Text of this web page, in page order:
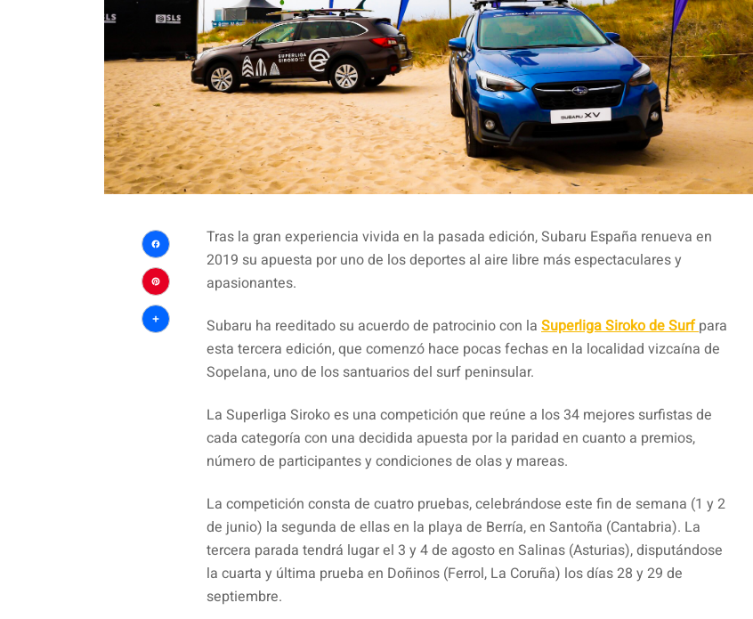
Facebook
Pinterest
Compartir
Tras la gran experiencia vivida en la pasada edición, Subaru España renueva en
2019 su apuesta por uno de los deportes al aire libre más espectaculares y
apasionantes.
Subaru ha reeditado su acuerdo de patrocinio con la Superliga Siroko de Surfpara
esta tercera edición, que comenzó hace pocas fechas en la localidad vizcaína de
Sopelana, uno de los santuarios del surf peninsular.
La Superliga Siroko es una competición que reúne a los 34 mejores surfistas de
cada categoría con una decidida apuesta por la paridad en cuanto a premios,
número de participantes y condiciones de olas y mareas.
La competición consta de cuatro pruebas, celebrándose este fin de semana (1 y 2
de junio) la segunda de ellas en la playa de Berría, en Santoña (Cantabria). La
tercera parada tendrá lugar el 3 y 4 de agosto en Salinas (Asturias), disputándose
la cuarta y última prueba en Doñinos (Ferrol, La Coruña) los días 28 y 29 de
septiembre.